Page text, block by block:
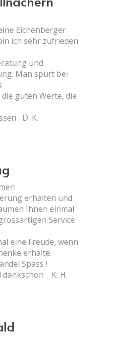
Eichenberger
ich sehr zufrieden
und
Man spürt bei
guten Werte, die
D. K.
erhalten und
Ihnen einmal
Service
eine Freude, wenn
erhalte.
Spass !
dankschön K. H.